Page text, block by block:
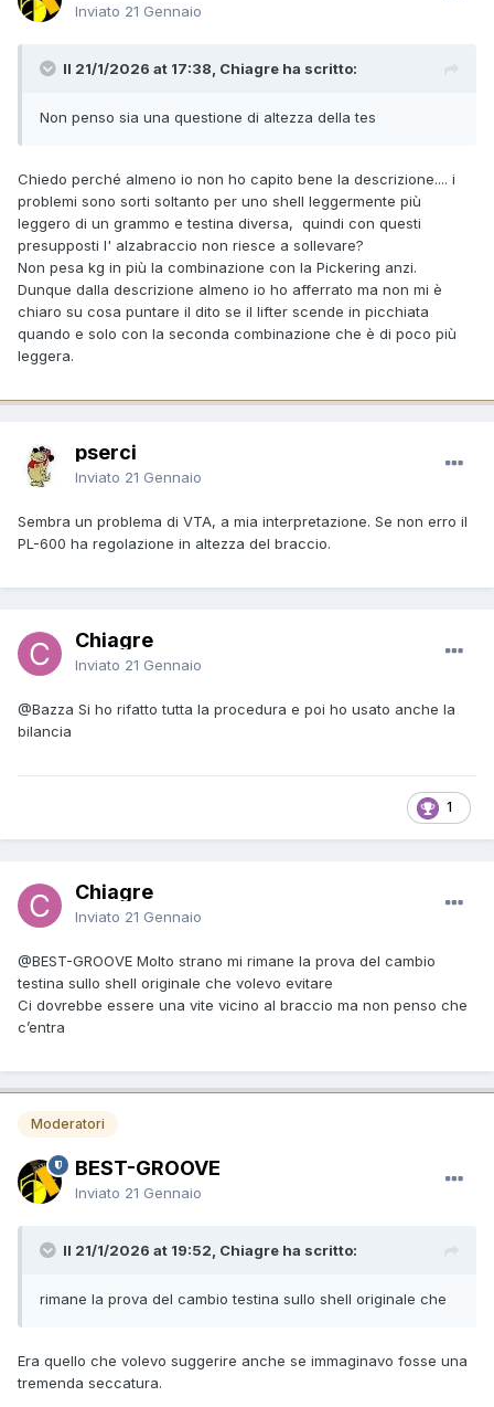
Inviato 21 Gennaio
Il 21/1/2026 at 17:38, Chiagre ha scritto:
Non penso sia una questione di altezza della tes
Chiedo perché almeno io non ho capito bene la descrizione.... i
problemi sono sorti soltanto per uno shell leggermente più
leggero di un grammo e testina diversa, quindi con questi
presupposti l' alzabraccio non riesce a sollevare?
Non pesa kg in più la combinazione con la Pickering anzi.
Dunque dalla descrizione almeno io ho afferrato ma non mi è
chiaro su cosa puntare il dito se il lifter scende in picchiata
quando e solo con la seconda combinazione che è di poco più
leggera.
pserci
Inviato 21 Gennaio
Sembra un problema di VTA, a mia interpretazione. Se non erro il
PL-600 ha regolazione in altezza del braccio.
Chiagre
Inviato 21 Gennaio
@Bazza Si ho rifatto tutta la procedura e poi ho usato anche la
bilancia
1
Chiagre
Inviato 21 Gennaio
@BEST-GROOVE Molto strano mi rimane la prova del cambio
testina sullo shell originale che volevo evitare
Ci dovrebbe essere una vite vicino al braccio ma non penso che
c’entra
Moderatori
BEST-GROOVE
Inviato 21 Gennaio
Il 21/1/2026 at 19:52, Chiagre ha scritto:
rimane la prova del cambio testina sullo shell originale che
Era quello che volevo suggerire anche se immaginavo fosse una
tremenda seccatura.